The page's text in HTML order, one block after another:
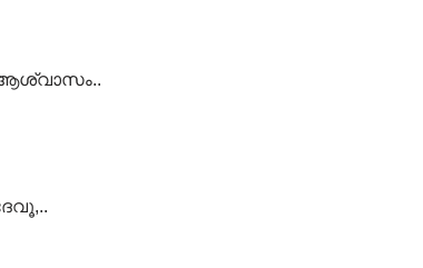
ആശ്വാസം..